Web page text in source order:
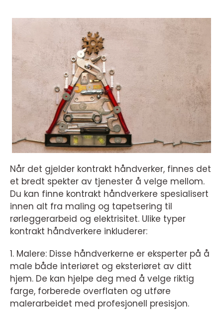
Når det gjelder kontrakt håndverker, finnes det
et bredt spekter av tjenester å velge mellom.
Du kan finne kontrakt håndverkere spesialisert
innen alt fra maling og tapetsering til
rørleggerarbeid og elektrisitet. Ulike typer
kontrakt håndverkere inkluderer:
1. Malere: Disse håndverkerne er eksperter på å
male både interiøret og eksteriøret av ditt
hjem. De kan hjelpe deg med å velge riktig
farge, forberede overflaten og utføre
malerarbeidet med profesjonell presisjon.